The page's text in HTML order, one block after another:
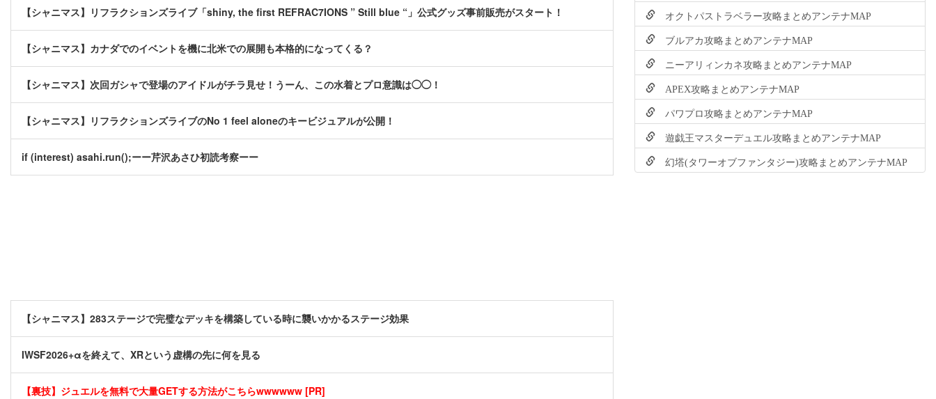
【シャニマス】リフラクションズライブ「shiny, the first REFRAC7IONS ” Still blue “」公式グッズ事前販売がスタート！
【シャニマス】カナダでのイベントを機に北米での展開も本格的になってくる？
【シャニマス】次回ガシャで登場のアイドルがチラ見せ！うーん、この水着とプロ意識は◯◯！
【シャニマス】リフラクションズライブのNo 1 feel aloneのキービジュアルが公開！
if (interest) asahi.run();ーー芹沢あさひ初読考察ーー
【シャニマス】283ステージで完璧なデッキを構築している時に襲いかかるステージ効果
IWSF2026+αを終えて、XRという虚構の先に何を見る
【裏技】ジュエルを無料で大量GETする方法がこちらwwwwww [PR]
オクトパストラベラー攻略まとめアンテナMAP
ブルアカ攻略まとめアンテナMAP
ニーアリィンカネ攻略まとめアンテナMAP
APEX攻略まとめアンテナMAP
パワプロ攻略まとめアンテナMAP
遊戯王マスターデュエル攻略まとめアンテナMAP
幻塔(タワーオブファンタジー)攻略まとめアンテナMAP